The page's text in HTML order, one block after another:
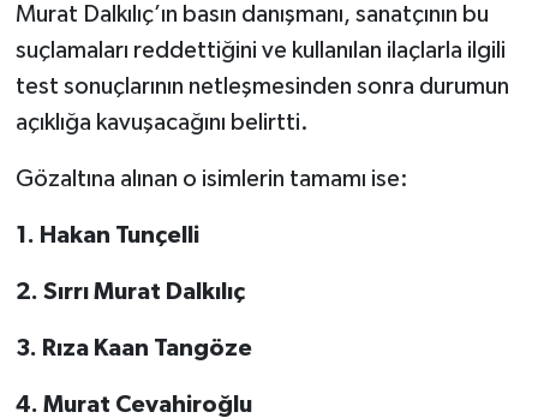
Murat Dalkılıç’ın basın danışmanı, sanatçının bu
suçlamaları reddettiğini ve kullanılan ilaçlarla ilgili
test sonuçlarının netleşmesinden sonra durumun
açıklığa kavuşacağını belirtti.
Gözaltına alınan o isimlerin tamamı ise:
1. Hakan Tunçelli
2. Sırrı Murat Dalkılıç
3. Rıza Kaan Tangöze
4. Murat Cevahiroğlu